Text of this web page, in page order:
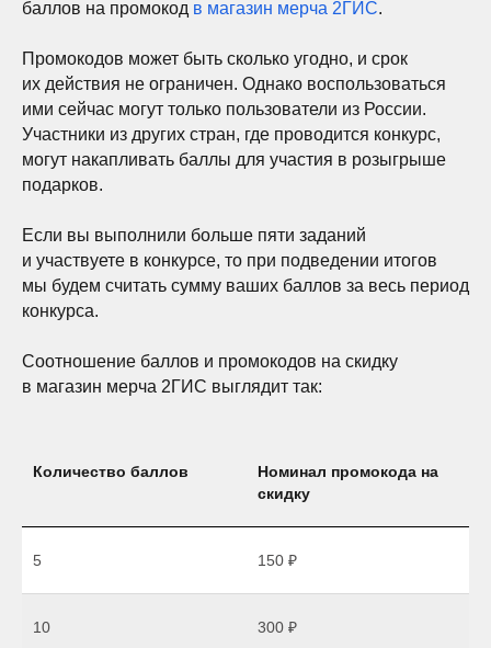
баллов на промокод в магазин мерча 2ГИС.
Промокодов может быть сколько угодно, и срок
их действия не ограничен. Однако воспользоваться
ими сейчас могут только пользователи из России.
Участники из других стран, где проводится конкурс,
могут накапливать баллы для участия в розыгрыше
подарков.
Если вы выполнили больше пяти заданий
и участвуете в конкурсе, то при подведении итогов
мы будем считать сумму ваших баллов за весь период
конкурса.
Соотношение баллов и промокодов на скидку
в магазин мерча 2ГИС выглядит так:
Количество баллов
Номинал промокода на
скидку
5 150 ₽
10 300 ₽